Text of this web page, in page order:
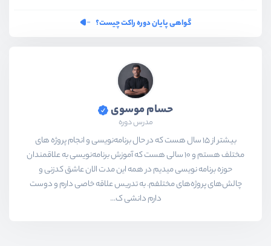
گواهی پایان دوره راکت چیست؟
حسام موسوی
مدرس دوره
بیشتر از ۱۵ سال هست که در حال برنامه‌نویسی و انجام پروژه های
مختلف هستم و ۱۰ سالی هست که آموزش برنامه‌نویسی به علاقمندان
حوزه برنامه نویسی میدیم در همه این مدت الان عاشق کدزنی و
چالش‌های پروژه‌های مختلفم. به تدریس علاقه خاصی دارم و دوست
دارم دانشی ک...